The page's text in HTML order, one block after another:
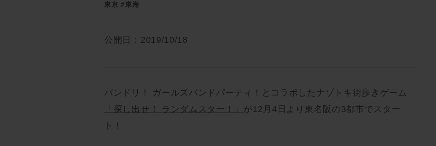
東京 #東海
公開日：2019/10/18
バンドリ！ ガールズバンドパーティ！とコラボしたナゾトキ街歩きゲーム
「探し出せ！ ランダムスター！」 が12月4日より東名阪の3都市でスター
ト！